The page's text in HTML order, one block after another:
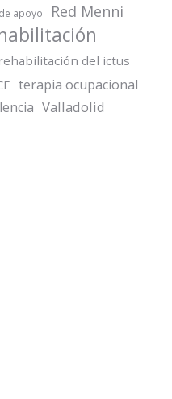
apoyo Red Menni
del ictus
terapia ocupacional
Valladolid